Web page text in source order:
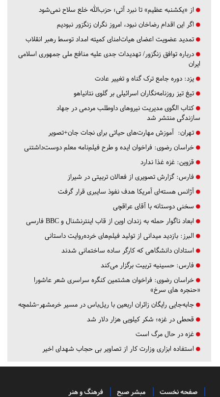
از «یکشنبه عظیم» تا نبرد آتی؛ حزب‌الله خلع سلاح نمی‌شود
اگر این اقدام رضاخان نبود، امروز نگران زنگزور نبودیم
تمدید عضویت اعضای هیات‌امنای کمیته امداد توسط رهبر انقلاب
درباره توافق زنگزور/ تهدیدات جدی علیه منافع ملی جمهوری اسلامی
ایران
یزد: دوره جامع ترک گناه و تغییر عادت
تیغ تیز روزنامه‌نگاران اسرائیلی بر گلوی نتانیاهو
کتاب الگوی مدیریت نیروهای داوطلب مردمی در جهاد
سازندگی منتشر شد
تهران: آموزش مهارت‌های حیاتی برای نجات جان+تصویر
خراسان رضوی: فراخوان ایده و طرح فیلم‌نامه معلم دوست‌داشتنی
قزوین: غزه غذا ندارد
فارس: گزارش تصویری از فعالان تربیتی در شیراز
آژانس هسته‌ای آمریکا هدف نفوذ سایبری قرار گرفت
سخنی دوستانه با آقای عراقچی
ابعاد ناگوار حمله به زندان اوین از قاب اینترنشنال و BBC فارسی
البرز: بازدید میدانی از تولید فیلم‌های خرده‌روایت داستانی
استادان دانشگاهی که کارگر ساده ساختمانی شدند
فارس: حسینیه تربیت برگزار می‌کند
خراسان رضوی: فراخوان هشتمین کنگره سراسری شعر عاشورا
«حنجره های سرخ»
جابه‌جایی رایگان زائران اربعین با ریل‌باس در مسیر خرمشهر-شلمچه
قحطی در غزه؛ شکر کیلویی هزار دلار شد
غزه در حال مرگ است
استفاده ابزاری وزارت کار از تصاویر بی حجاب شهدای اخیر
صفحه نخست مبشر صبح فرهنگ و هنر